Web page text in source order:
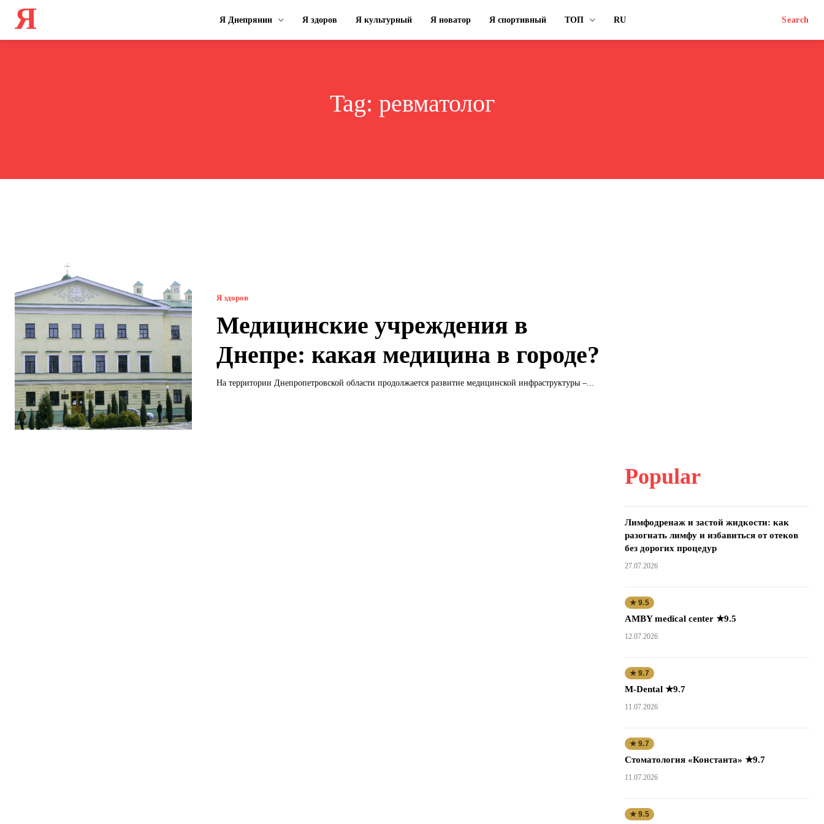
Я Я Днепрянин Я здоров Я культурный Я новатор Я спортивный ТОП RU Search
Tag: ревматолог
Я здоров
Медицинские учреждения в
Днепре: какая медицина в городе?
На территории Днепропетровской области продолжается развитие медицинской инфраструктуры –...
Popular
Лимфодренаж и застой жидкости: как
разогнать лимфу и избавиться от отеков
без дорогих процедур
27.07.2026
★ 9.5
AMBY medical center ★9.5
12.07.2026
★ 9.7
M-Dental ★9.7
11.07.2026
★ 9.7
Стоматология «Константа» ★9.7
11.07.2026
★ 9.5